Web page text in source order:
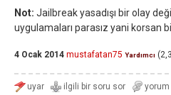
Not: Jailbreak yasadışı bir olay
uygulamaları parasız yani korsan
4 Ocak 2014 mustafatan75 Yardımcı (